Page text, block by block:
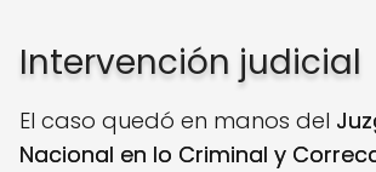
Intervención judicial
El caso quedó en manos del
Nacional en lo Criminal y